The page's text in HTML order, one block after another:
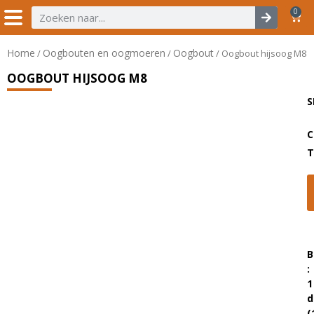
0
Home / Oogbouten en oogmoeren / Oogbout/ Oogbout hijsoog M8
OOGBOUT HIJSOOG M8
:
1